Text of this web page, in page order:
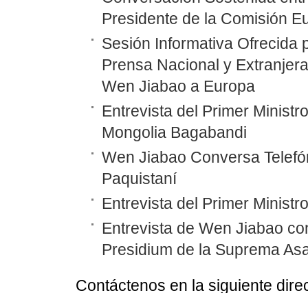
Presidente de la Comisión
Sesión Informativa Ofrecida
Prensa Nacional y
Wen Jiabao a Europa
Entrevista del Primer
Mongolia Bagabandi
Wen Jiabao Conversa
Paquistaní
Entrevista del Primer
Entrevista de Wen Jiabao
Presidium de la Suprema
Contáctenos en la siguiente